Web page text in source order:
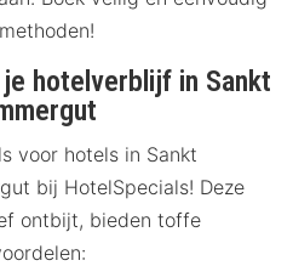
hotelverblijf in Sankt
voor hotels in Sankt
bij HotelSpecials! Deze
ontbijt, bieden toffe